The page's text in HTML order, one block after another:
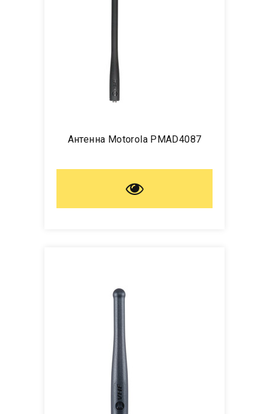
Антенна Motorola PMAD4087